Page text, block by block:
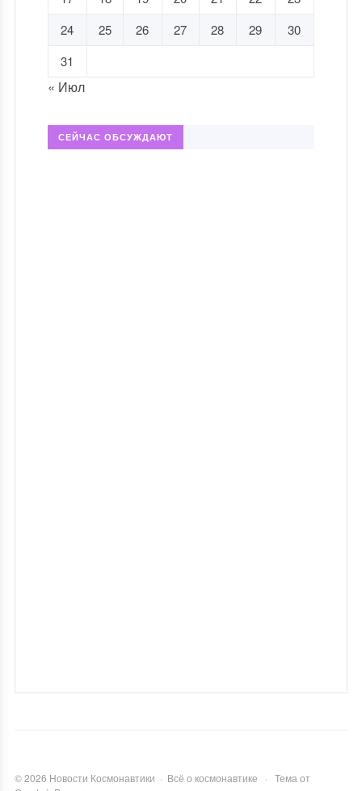
24
25 26 27 28 29
30
31
« Июл
СЕЙЧАС ОБСУЖДАЮТ
©2026 Новости Космонавтики · Всё о космонавтике · Тема от